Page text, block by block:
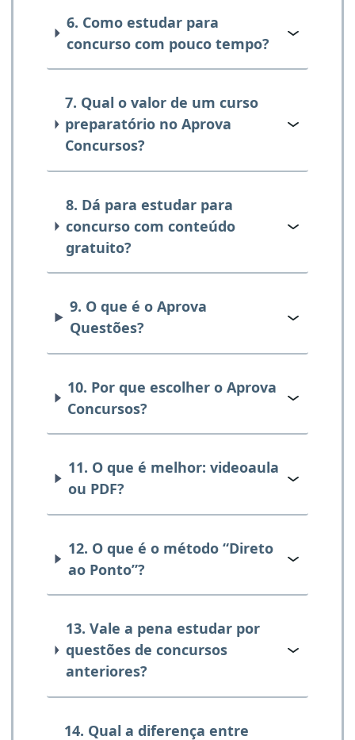
6. Como estudar para
concurso com pouco tempo?
7. Qual o valor de um curso
preparatório no Aprova
Concursos?
8. Dá para estudar para
concurso com conteúdo
gratuito?
9. O que é o Aprova
Questões?
10. Por que escolher o Aprova
Concursos?
11. O que é melhor: videoaula
ou PDF?
12. O que é o método “Direto
ao Ponto”?
13. Vale a pena estudar por
questões de concursos
anteriores?
14. Qual a diferença entre